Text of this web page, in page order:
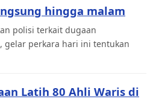
hingga malam
polisi terkait dugaan
gelar perkara hari ini tentukan
Latih 80 Ahli Waris di